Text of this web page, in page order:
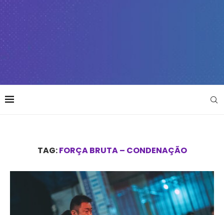
TAG:FORÇA BRUTA – CONDENAÇÃO